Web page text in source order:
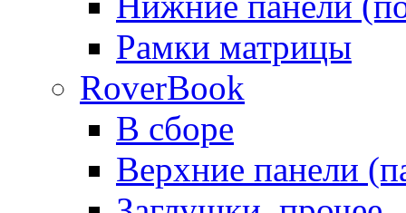
Рамки матрицы
RoverBook
В сборе
Верхние панели